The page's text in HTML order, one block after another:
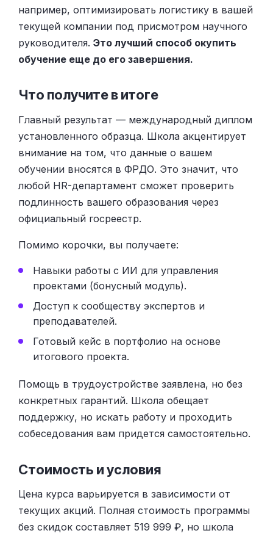
например, оптимизировать логистику в вашей
текущей компании под присмотром научного
руководителя. Это лучший способ окупить
обучение еще до его завершения.
Что получите в итоге
Главный результат — международный диплом
установленного образца. Школа акцентирует
внимание на том, что данные о вашем
обучении вносятся в ФРДО. Это значит, что
любой HR-департамент сможет проверить
подлинность вашего образования через
официальный госреестр.
Помимо корочки, вы получаете:
Навыки работы с ИИ для управления
проектами (бонусный модуль).
Доступ к сообществу экспертов и
преподавателей.
Готовый кейс в портфолио на основе
итогового проекта.
Помощь в трудоустройстве заявлена, но без
конкретных гарантий. Школа обещает
поддержку, но искать работу и проходить
собеседования вам придется самостоятельно.
Стоимость и условия
Цена курса варьируется в зависимости от
текущих акций. Полная стоимость программы
без скидок составляет 519 999 ₽, но школа